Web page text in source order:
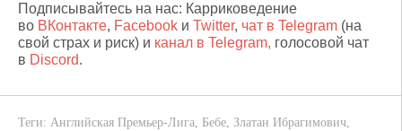
Подписывайтесь на нас: Карриковедение
во ВКонтакте, Facebook и Twitter, чат в Telegram (на
свой страх и риск) и канал в Telegram, голосовой чат
в Discord.
Теги: Английская Премьер-Лига, Бебе, Златан Ибрагимович,